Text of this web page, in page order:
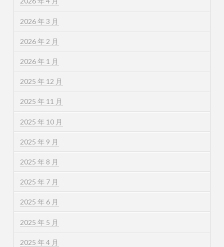
2026 年 3 月
2026 年 2 月
2026 年 1 月
2025 年 12 月
2025 年 11 月
2025 年 10 月
2025 年 9 月
2025 年 8 月
2025 年 7 月
2025 年 6 月
2025 年 5 月
2025 年 4 月